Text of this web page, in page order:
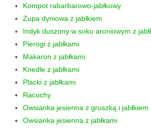
Kompot rabarbarowo-jabłkowy
Zupa dyniowa z jabłkiem
Indyk duszony w soku aroniowym z
Pierogi z jabłkami
Makaron z jabłkami
Knedle z jabłkami
Placki z jabłkami
Racuchy
Owsianka jesienna z gruszką i jabłkiem
Owsianka jesienna z jabłkami